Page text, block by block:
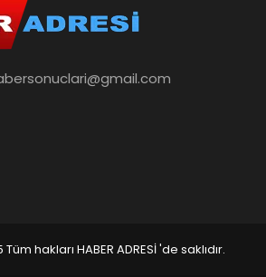
hakları HABER ADRESİ 'de saklıdır.